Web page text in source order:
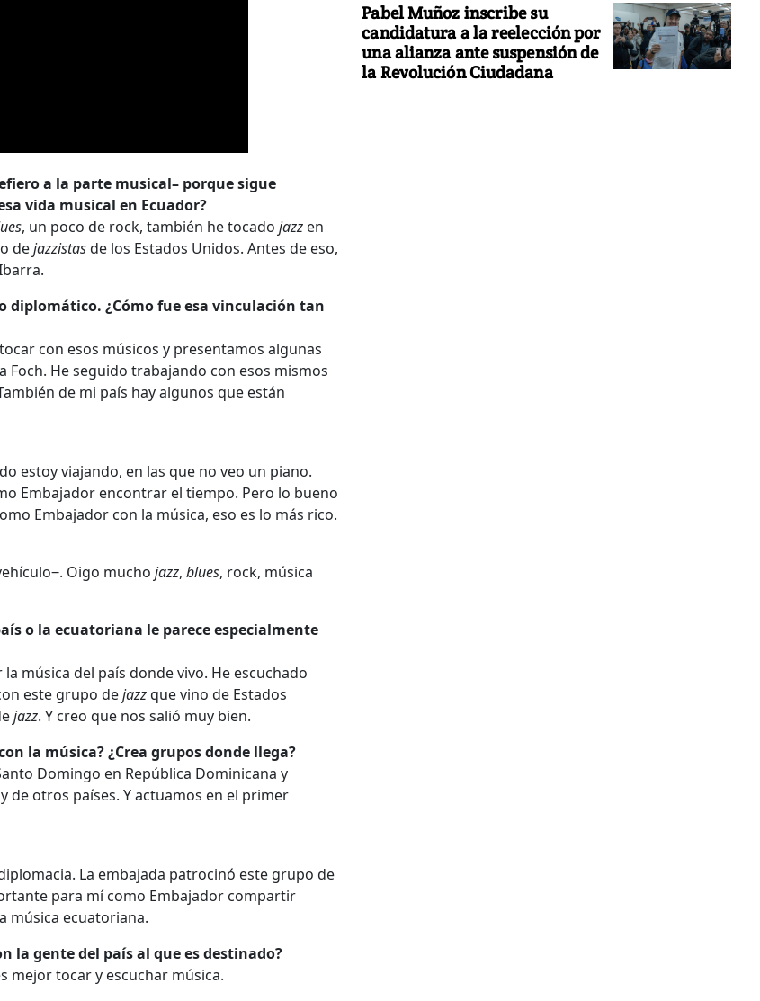
a la parte musical– porque sigue
vida musical en Ecuador?
, un poco de rock, también he tocado jazz en
dejazzistasde los Estados Unidos. Antes de eso,
diplomático. ¿Cómo fue esa vinculación tan
con esos músicos y presentamos algunas
Foch. He seguido trabajando con esos mismos
de mi país hay algunos que están
estoy viajando, en las que no veo un piano.
Embajador encontrar el tiempo. Pero lo bueno
Embajador con la música, eso es lo más rico.
Oigo mucho jazz, blues, rock, música
o la ecuatoriana le parece especialmente
música del país donde vivo. He escuchado
este grupo dejazzque vino de Estados
jazz. Y creo que nos salió muy bien.
la música? ¿Crea grupos donde llega?
Domingo en República Dominicana y
de otros países. Y actuamos en el primer
La embajada patrocinó este grupo de
para mí como Embajador compartir
música ecuatoriana.
la gente del país al que es destinado?
mejor tocar y escuchar música.
Pabel Muñoz inscribe su
candidatura a la reelección por
una alianza ante suspensión de
la Revolución Ciudadana